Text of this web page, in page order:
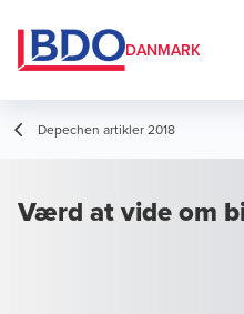
DANMARK
Depechen artikler 2018
Værd at vide om